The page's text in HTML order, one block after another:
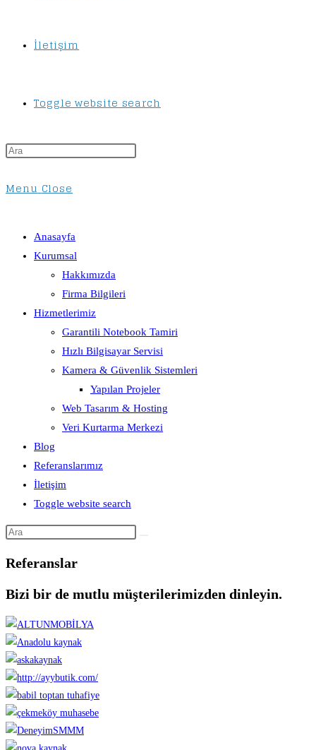
İletişim
Toggle website search
MenuClose
Anasayfa
Kurumsal
Hakkımızda
Firma Bilgileri
Hizmetlerimiz
Garantili Notebook Tamiri
Hızlı Bilgisayar Servisi
Kamera & Güvenlik Sistemleri
Yapılan Projeler
Web Tasarım & Hosting
Veri Kurtarma Merkezi
Blog
Referanslarımız
İletişim
Toggle website search
Referanslar
Bizi bir de mutlu müşterilerimizden dinleyin.